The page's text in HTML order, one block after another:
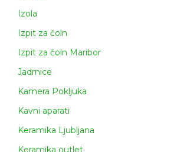
Izola
Izpit za čoln
Izpit za čoln Maribor
Jadrnice
Kamera Pokljuka
Kavni aparati
Keramika Ljubljana
Keramika outlet